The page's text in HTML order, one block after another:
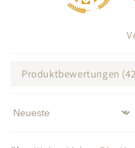
Produktbewertungen (
Sort by